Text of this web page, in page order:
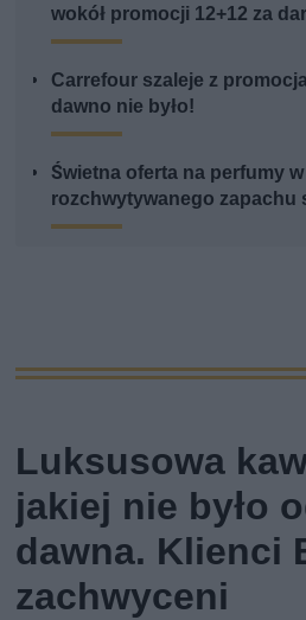
wokół promocji 12+12 za
Carrefour szaleje z
dawno nie było!
Świetna oferta na perfumy
rozchwytywanego zapachu
Luksusowa
jakiej nie było
dawna. Klienci
zachwyceni